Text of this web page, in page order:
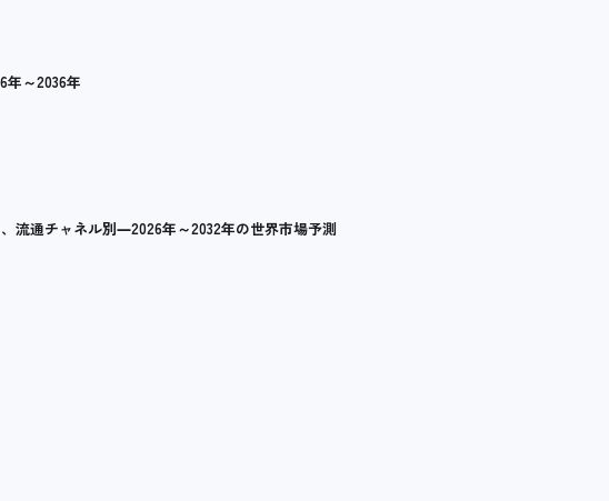
年～2036年
流通チャネル別―2026年～2032年の世界市場予測